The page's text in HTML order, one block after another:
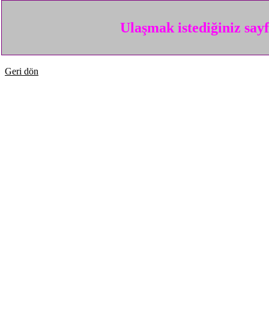
Ulaşmak istediğiniz
Geri dön